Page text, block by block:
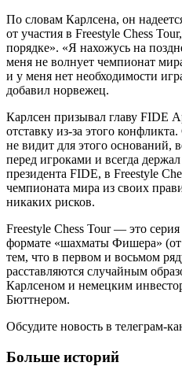
По словам Карлсена, он
от участия в Freestyle Chess
порядке». «Я нахожусь на
меня не волнует чемпионат
и у меня нет необходимости
добавил норвежец.
Карлсен призывал главу FIDE
отставку из-за этого
не видит для этого оснований,
перед игроками и всегда
президента FIDE, в Freestyle
чемпионата мира из своих
никаких рисков.
Freestyle Chess Tour — это
формате «шахматы Фишера»
тем, что в первом и восьмом
расставляются случайным
Карлсеном и немецким
Бюттнером.
Обсудите новость в телеграм-
Больше историй